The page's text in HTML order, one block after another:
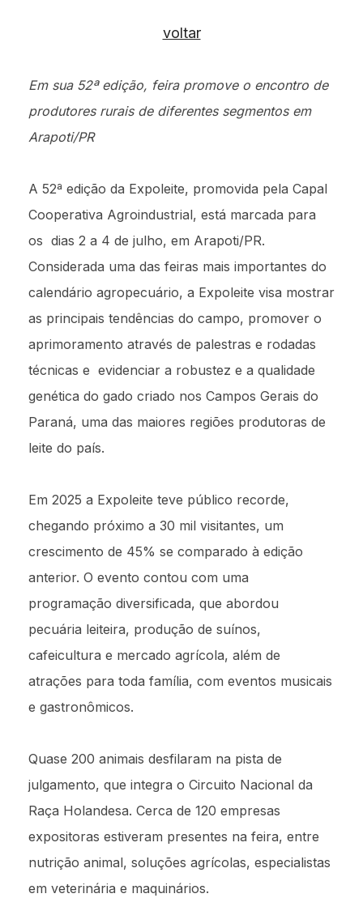
voltar
Em sua 52ª edição, feira promove o encontro de
produtores rurais de diferentes segmentos em
Arapoti/PR
A 52ª edição da Expoleite, promovida pela Capal
Cooperativa Agroindustrial, está marcada para
os dias 2 a 4 de julho, em Arapoti/PR.
Considerada uma das feiras mais importantes do
calendário agropecuário, a Expoleite visa mostrar
as principais tendências do campo, promover o
aprimoramento através de palestras e rodadas
técnicas e evidenciar a robustez e a qualidade
genética do gado criado nos Campos Gerais do
Paraná, uma das maiores regiões produtoras de
leite do país.
Em 2025 a Expoleite teve público recorde,
chegando próximo a 30 mil visitantes, um
crescimento de 45% se comparado à edição
anterior. O evento contou com uma
programação diversificada, que abordou
pecuária leiteira, produção de suínos,
cafeicultura e mercado agrícola, além de
atrações para toda família, com eventos musicais
e gastronômicos.
Quase 200 animais desfilaram na pista de
julgamento, que integra o Circuito Nacional da
Raça Holandesa. Cerca de 120 empresas
expositoras estiveram presentes na feira, entre
nutrição animal, soluções agrícolas, especialistas
em veterinária e maquinários.